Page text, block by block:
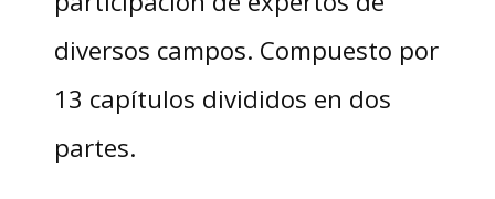
diversos campos. Compuesto por
13 capítulos divididos en dos
partes.